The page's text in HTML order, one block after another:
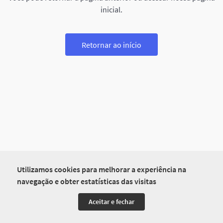
Utilizamos cookies para melhorar a experiência na
navegação e obter estatísticas das visitas
Aceitar e fechar
inicial.
Retornar ao início